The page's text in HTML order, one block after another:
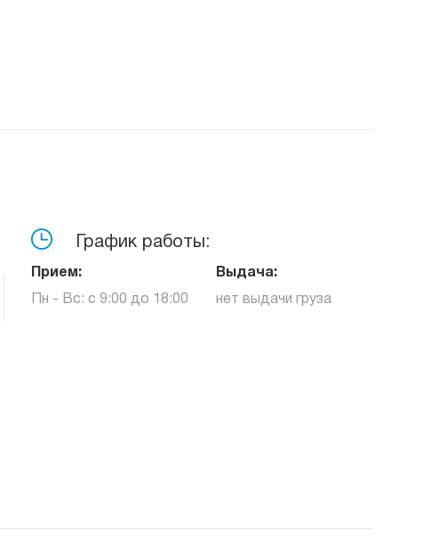
График работы:
Прием:
Пн - Вс: с 9:00 до 18:00
Выдача:
нет выдачи груза